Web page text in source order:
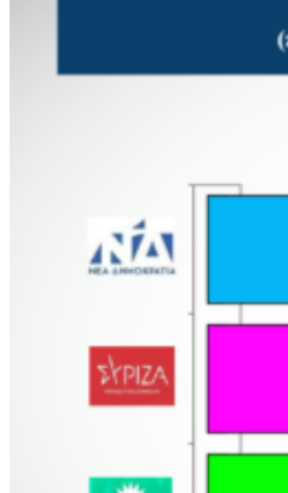
Θράκης λάμπει στη
προωθώντας τον
Η Γεύση και η Ψυχή του
ΠΓΝ